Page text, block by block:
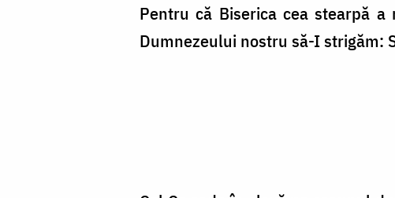
Pentru că Biserica cea stearpă
Dumnezeului nostru să-I strigăm: